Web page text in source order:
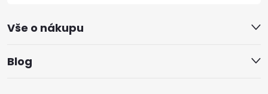
Vše o nákupu
Blog